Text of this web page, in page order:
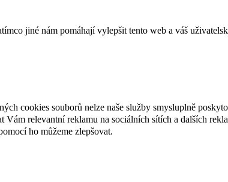
jiné nám pomáhají vylepšit tento web a váš
cookies souborů nelze naše služby smysluplně
relevantní reklamu na sociálních sítích a dalších
ho můžeme zlepšovat.